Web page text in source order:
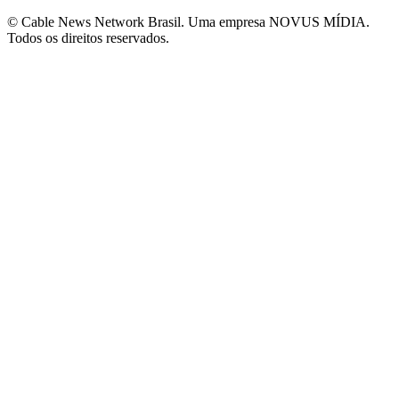
© Cable News Network Brasil. Uma empresa NOVUS MÍDIA.
Todos os direitos reservados.